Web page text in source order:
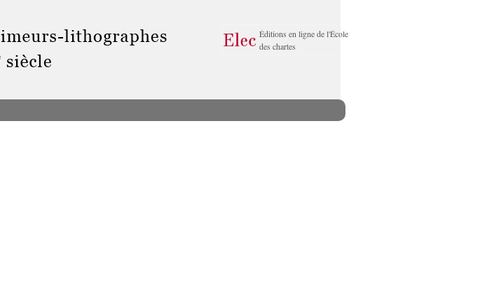
Éditions en ligne de l'École
des chartes